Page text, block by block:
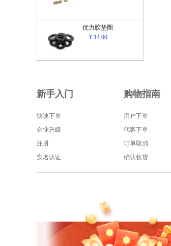
优力胶垫圈
¥ 14.00
新手入门
快速下单
企业升级
注册
实名认证
购物指南
用户下单
代客下单
订单取消
确认收货